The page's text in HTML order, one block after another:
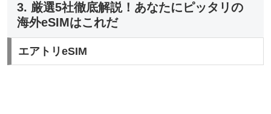
3. 厳選5社徹底解説！あなたにピッタリの
海外eSIMはこれだ
エアトリeSIM